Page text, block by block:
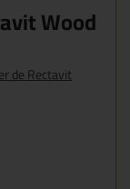
Wood
de Rectavit